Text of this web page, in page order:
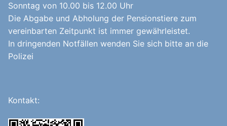
Sonntag von 10.00 bis 12.00 Uhr
Die Abgabe und Abholung der Pensionstiere zum
vereinbarten Zeitpunkt ist immer gewährleistet.
In dringenden Notfällen wenden Sie sich bitte an die
Polizei
Kontakt: